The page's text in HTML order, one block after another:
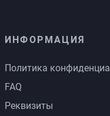
ИНФОРМАЦИЯ
Политика
FAQ
Реквизиты